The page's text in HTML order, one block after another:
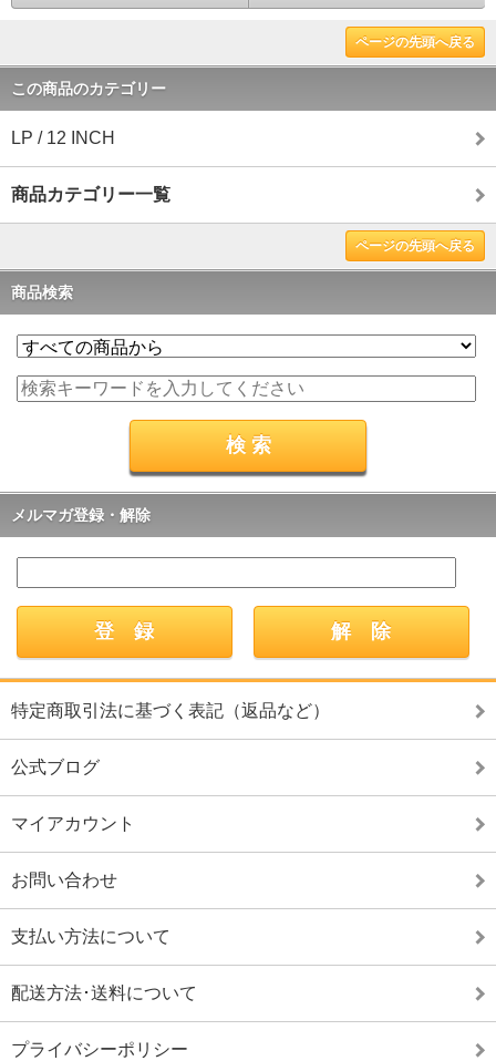
ページの先頭へ戻る
この商品のカテゴリー
LP / 12 INCH
商品カテゴリー一覧
ページの先頭へ戻る
商品検索
メルマガ登録・解除
特定商取引法に基づく表記（返品など）
公式ブログ
マイアカウント
お問い合わせ
支払い方法について
配送方法･送料について
プライバシーポリシー